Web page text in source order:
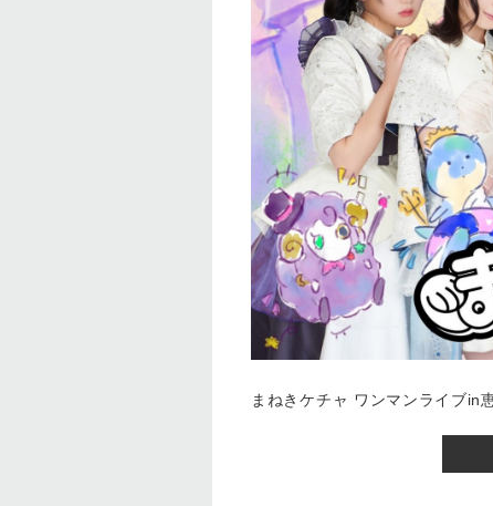
まねきケチャ ワンマンライブin